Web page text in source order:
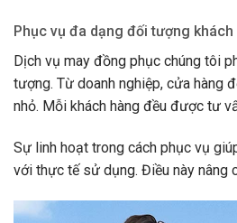
Phục vụ đa dạng đối tượng khách
Dịch vụ may đồng phục chúng tôi
tượng. Từ doanh nghiệp, cửa hàng
nhỏ. Mỗi khách hàng đều được tư
Sự linh hoạt trong cách phục vụ
với thực tế sử dụng. Điều này nâng